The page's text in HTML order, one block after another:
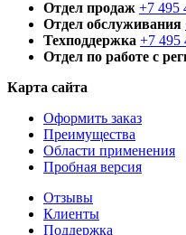
Отдел продаж +7 495
Отдел обслуживания
Техподдержка +7 495
Отдел по работе с
Карта сайта
Оформить заказ
Преимущества
Области применения
Пробная версия
Отзывы
Клиенты
Поддержка